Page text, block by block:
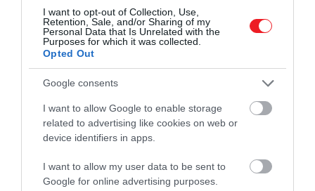
I want to opt-out of Collection, Use,
Retention, Sale, and/or Sharing of my
Personal Data that Is Unrelated with the
Purposes for which it was collected.
Opted Out
Google consents
I want to allow Google to enable storage
related to advertising like cookies on web or
device identifiers in apps.
I want to allow my user data to be sent to
Google for online advertising purposes.